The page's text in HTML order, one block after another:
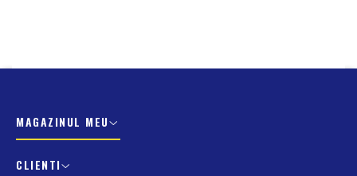
MAGAZINUL MEU
CLIENTI